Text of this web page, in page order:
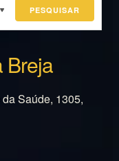
PESQUISAR
Breja
Saúde, 1305,